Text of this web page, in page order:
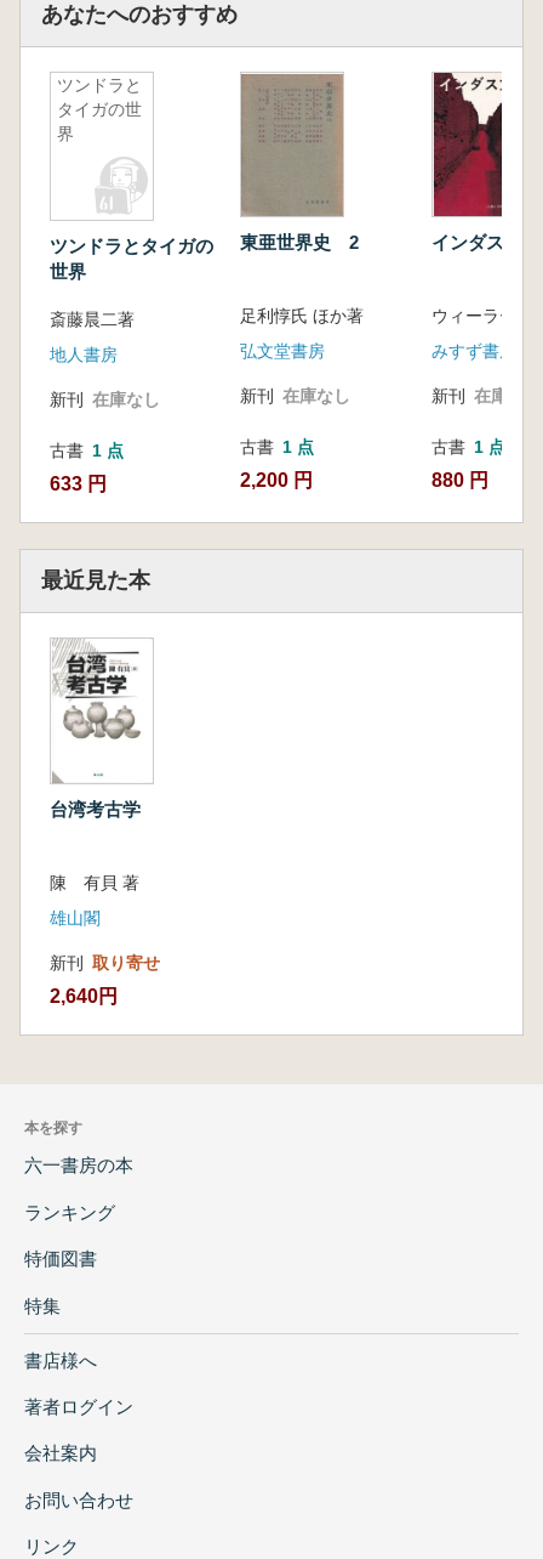
あなたへのおすすめ
ツンドラと
タイガの世
界
ツンドラとタイガの
世界
斎藤晨二著
地人書房
新刊 在庫なし
古書 1 点
633 円
東亜世界史 2
足利惇氏 ほか著
弘文堂書房
新刊 在庫なし
古書 1 点
2,200 円
インダス文明
みすず書房
新刊 在庫なし
古書 1 点
880 円
最近見た本
台湾考古学
陳 有貝 著
雄山閣
新刊 取り寄せ
2,640円
本を探す
六一書房の本
ランキング
特価図書
特集
書店様へ
著者ログイン
会社案内
お問い合わせ
リンク